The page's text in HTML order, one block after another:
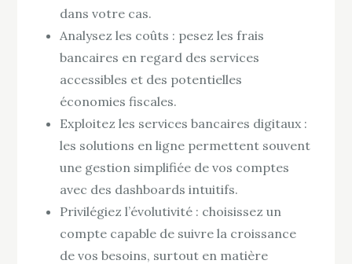
dans votre cas.
Analysez les coûts : pesez les frais
bancaires en regard des services
accessibles et des potentielles
économies fiscales.
Exploitez les services bancaires digitaux :
les solutions en ligne permettent souvent
une gestion simplifiée de vos comptes
avec des dashboards intuitifs.
Privilégiez l’évolutivité : choisissez un
compte capable de suivre la croissance
de vos besoins, surtout en matière